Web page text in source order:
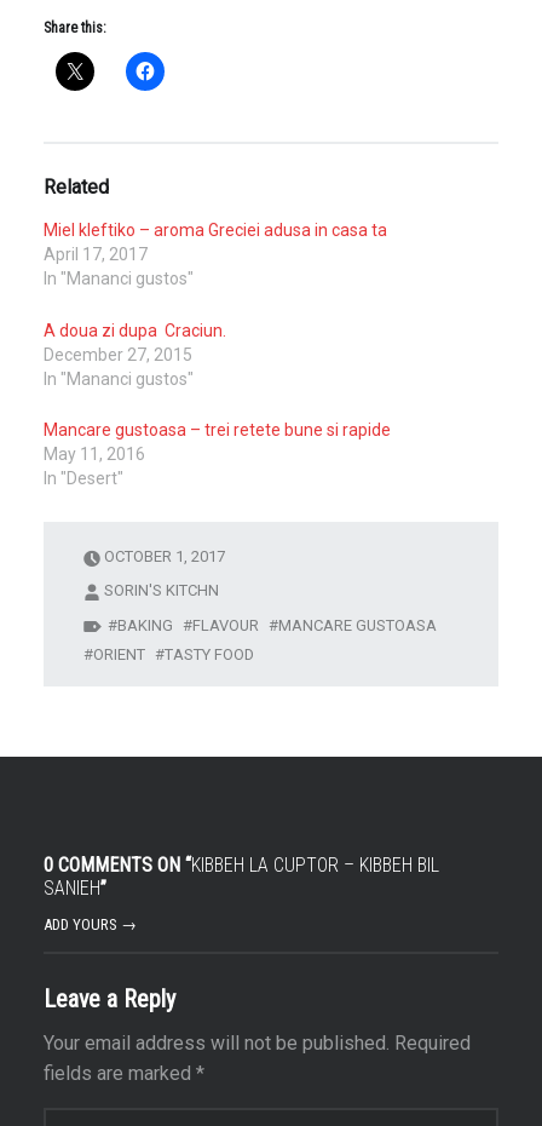
Share this:
Related
Miel kleftiko – aroma Greciei adusa in casa ta
April 17, 2017
In "Mananci gustos"
A doua zi dupa Craciun.
December 27, 2015
In "Mananci gustos"
Mancare gustoasa – trei retete bune si rapide
May 11, 2016
In "Desert"
OCTOBER 1, 2017
SORIN'S KITCHN
BAKING
FLAVOUR
MANCARE GUSTOASA
ORIENT
TASTY FOOD
0 COMMENTS ON “KIBBEH LA CUPTOR – KIBBEH BIL
SANIEH”
ADD YOURS →
Leave a Reply
Your email address will not be published. Required
fields are marked *